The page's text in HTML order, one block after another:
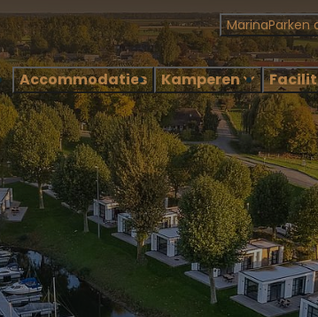
MarinaParken
Accommodaties Kamperen